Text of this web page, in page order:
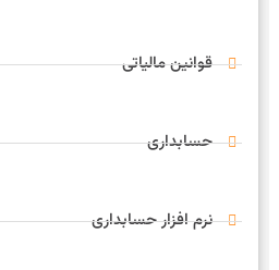
قوانین مالیاتی
حسابداری
نرم افزار حسابداری